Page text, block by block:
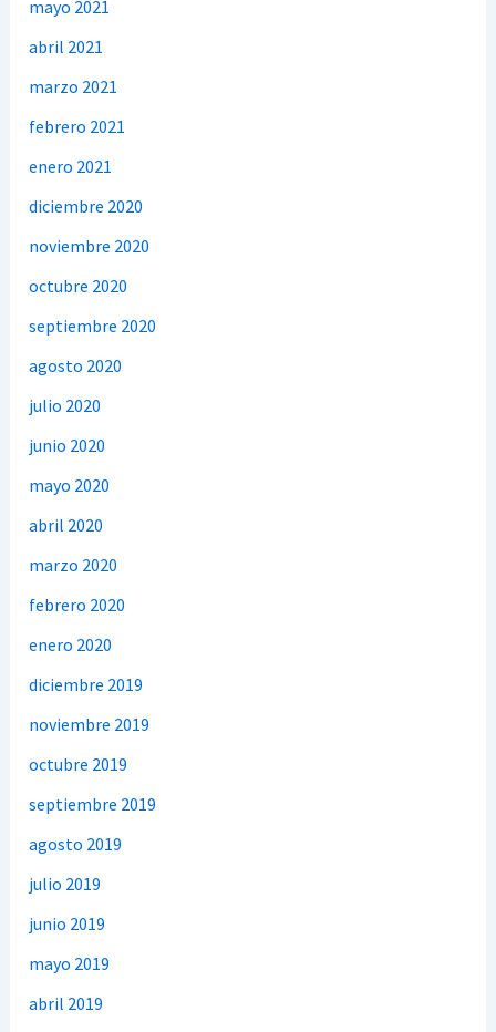
mayo 2021
abril 2021
marzo 2021
febrero 2021
enero 2021
diciembre 2020
noviembre 2020
octubre 2020
septiembre 2020
agosto 2020
julio 2020
junio 2020
mayo 2020
abril 2020
marzo 2020
febrero 2020
enero 2020
diciembre 2019
noviembre 2019
octubre 2019
septiembre 2019
agosto 2019
julio 2019
junio 2019
mayo 2019
abril 2019